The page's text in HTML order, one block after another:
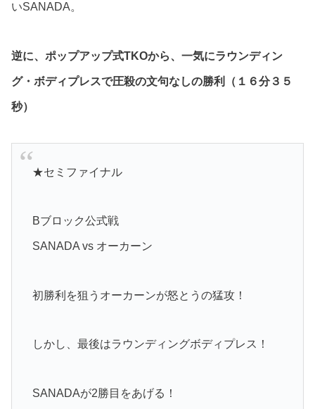
いSANADA。
逆に、ポップアップ式TKOから、一気にラウンディン
グ・ボディプレスで圧殺の文句なしの勝利（１６分３５
秒）
★セミファイナル
Bブロック公式戦
SANADA vs オーカーン
初勝利を狙うオーカーンが怒とうの猛攻！
しかし、最後はラウンディングボディプレス！
SANADAが2勝目をあげる！